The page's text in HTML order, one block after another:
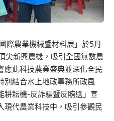
際農業機械暨材料展」於5月
尖新興農機，吸引全國無數農
應此科技農業盛典並深化全民
別結合水上地政事務所政風
耕耘機-反詐騙暨反賄選」宣
現代農業科技中，吸引參觀民